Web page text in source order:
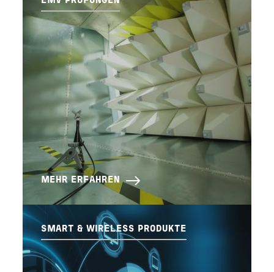
MEHR ERFAHREN
SMART & WIRELESS PRODUKTE